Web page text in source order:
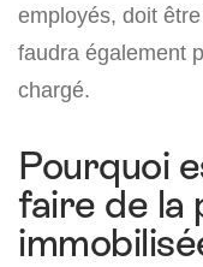
employés, doit
faudra également
chargé.
Pourquoi
faire de la